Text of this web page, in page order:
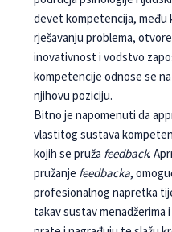
devet kompetencija,
rješavanju problema,
inovativnost i vodstvo
kompetencije odnose se
njihovu poziciju.
Bitno je napomenuti da
vlastitog sustava
kojih se pruža feedback.
pružanje feedbacka,
profesionalnog napretka
takav sustav menadžerima